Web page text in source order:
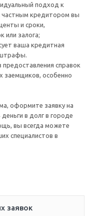
подход к
частным кредитором вы
и сроки,
или залога;
ваша кредитная
штрафы.
справок
заемщиков, особенно
оформите заявку на
в долг в городе
вы всегда можете
специалистов в
заявок